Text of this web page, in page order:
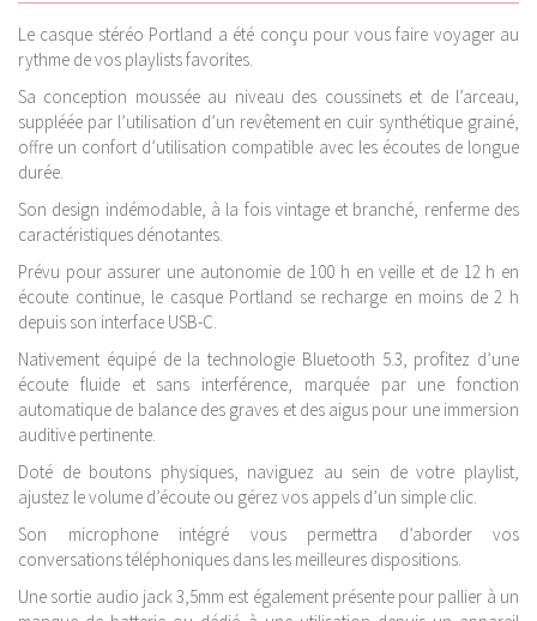
Le casque stéréo Portland a été conçu pour vous faire voyager au
rythme de vos playlists favorites.
Sa conception moussée au niveau des coussinets et de l’arceau,
suppléée par l’utilisation d’un revêtement en cuir synthétique grainé,
offre un confort d’utilisation compatible avec les écoutes de longue
durée.
Son design indémodable, à la fois vintage et branché, renferme des
caractéristiques dénotantes.
Prévu pour assurer une autonomie de 100 h en veille et de 12 h en
écoute continue, le casque Portland se recharge en moins de 2 h
depuis son interface USB-C.
Nativement équipé de la technologie Bluetooth 5.3, profitez d’une
écoute fluide et sans interférence, marquée par une fonction
automatique de balance des graves et des aigus pour une immersion
auditive pertinente.
Doté de boutons physiques, naviguez au sein de votre playlist,
ajustez le volume d’écoute ou gérez vos appels d’un simple clic.
Son microphone intégré vous permettra d’aborder vos
conversations téléphoniques dans les meilleures dispositions.
Une sortie audio jack 3,5mm est également présente pour pallier à un